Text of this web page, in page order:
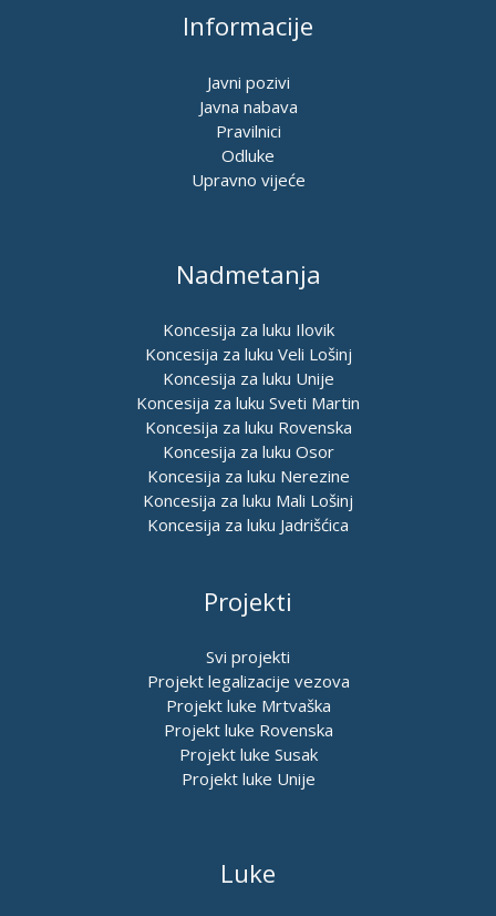
Informacije
Javni pozivi
Javna nabava
Pravilnici
Odluke
Upravno vijeće
Nadmetanja
Koncesija za luku Ilovik
Koncesija za luku Veli Lošinj
Koncesija za luku Unije
Koncesija za luku Sveti Martin
Koncesija za luku Rovenska
Koncesija za luku Osor
Koncesija za luku Nerezine
Koncesija za luku Mali Lošinj
Koncesija za luku Jadrišćica
Projekti
Svi projekti
Projekt legalizacije vezova
Projekt luke Mrtvaška
Projekt luke Rovenska
Projekt luke Susak
Projekt luke Unije
Luke